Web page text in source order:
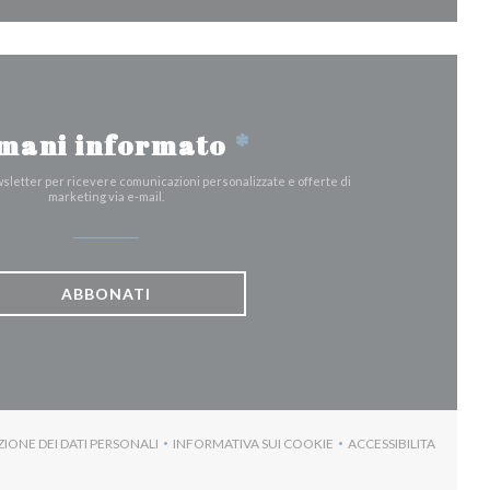
informato *
per ricevere comunicazioni personalizzate e offerte di
marketing via e-mail.
ABBONATI
DEI DATI PERSONALI
((APRE UNA NUOVA FINESTRA))
INFORMATIVA SUI COOKIE
((APRE UNA NUOVA FINESTRA))
ACCESSIBILITA
((APRE UNA